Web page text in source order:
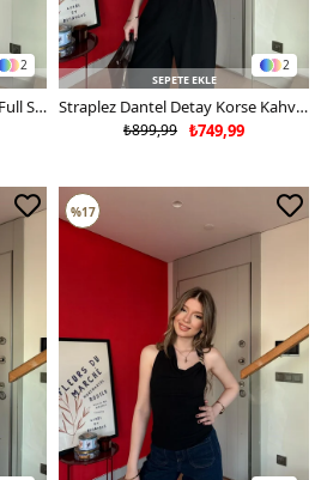
2
Straplez Dantel Detay Korse Full Siyah 2178
2
SEPETE EKLE
Straplez Dantel Detay Korse Kahve 2178
₺749,99
₺899,99
%17